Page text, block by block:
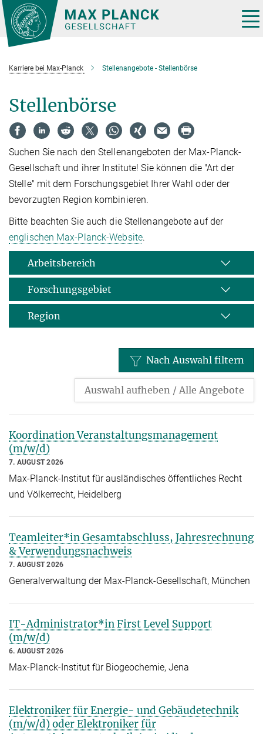
Hauptinhalt
Karriere bei Max-Planck Stellenangebote - Stellenbörse
Stellenbörse
Suchen Sie nach den Stellenangeboten der Max-Planck-
Gesellschaft und ihrer Institute! Sie können die "Art der
Stelle" mit dem Forschungsgebiet Ihrer Wahl oder der
bevorzugten Region kombinieren.
Bitte beachten Sie auch die Stellenangebote auf der
englischen Max-Planck-Website.
Arbeitsbereich
Forschungsgebiet
Region
Nach Auswahl filtern
Auswahl aufheben / Alle Angebote
Koordination Veranstaltungsmanagement
(m/w/d)
7. AUGUST 2026
Max-Planck-Institut für ausländisches öffentliches Recht
und Völkerrecht, Heidelberg
Teamleiter*in Gesamtabschluss, Jahresrechnung
& Verwendungsnachweis
7. AUGUST 2026
Generalverwaltung der Max-Planck-Gesellschaft, München
IT-Administrator*in First Level Support
(m/w/d)
6. AUGUST 2026
Max-Planck-Institut für Biogeochemie, Jena
Elektroniker für Energie- und Gebäudetechnik
(m/w/d) oder Elektroniker für